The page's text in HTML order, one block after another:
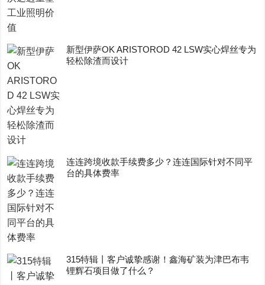
新型伊萨OK ARISTOROD 42 LSW实心焊丝专为
轻松除渣而设计
连连跨境收款手续费多少？连连国际针对不同平
台的具体费率
315特辑丨客户诚挚感谢！鑫海矿装为津巴布韦
锂辉石项目做了什么？